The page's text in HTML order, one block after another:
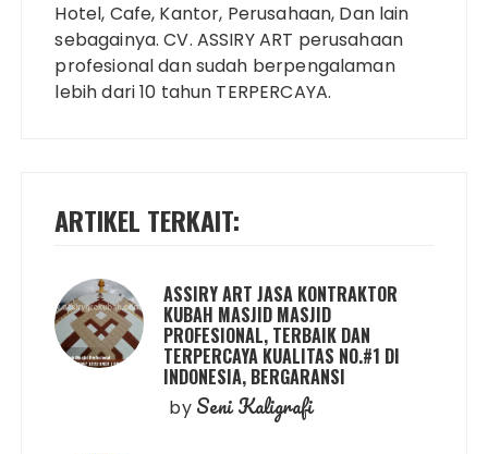
Hotel, Cafe, Kantor, Perusahaan, Dan lain
sebagainya. CV. ASSIRY ART perusahaan
profesional dan sudah berpengalaman
lebih dari 10 tahun TERPERCAYA.
ARTIKEL TERKAIT:
ASSIRY ART JASA KONTRAKTOR
KUBAH MASJID MASJID
PROFESIONAL, TERBAIK DAN
TERPERCAYA KUALITAS NO.#1 DI
INDONESIA, BERGARANSI
by Seni Kaligrafi